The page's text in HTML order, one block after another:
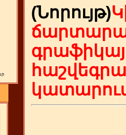
(Նորույթ)